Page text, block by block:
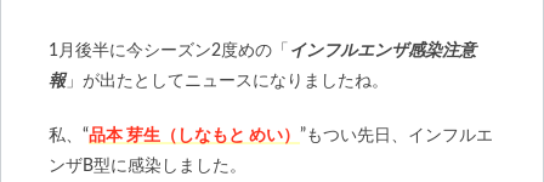
1月後半に今シーズン2度めの「 インフルエンザ感染注意
報」が出たとしてニュースになりましたね。
私、“品本 芽生（しなもと めい） ”もつい先日、インフルエ
ンザB型に感染しました。